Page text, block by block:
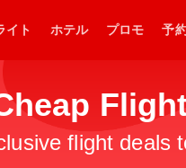
イト ホテル プロモ 予
flight deals